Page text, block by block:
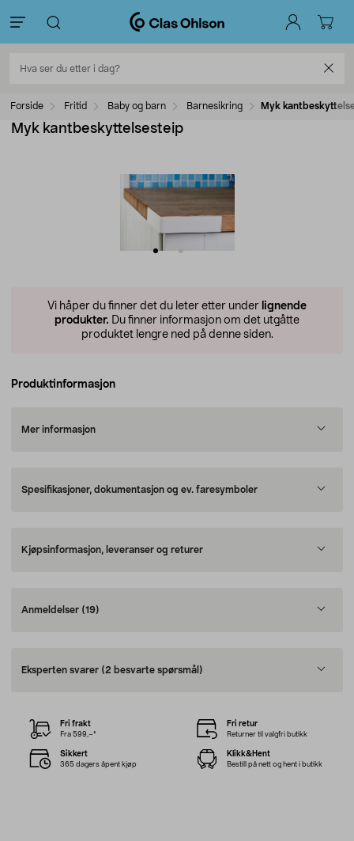
Forside Fritid Baby og barn Barnesikring Myk
Myk kantbeskyttelsesteip
Vi håper du finner det du leter etter under lignende
produkter. Du finner informasjon om det utgåtte
produktet lengre ned på denne siden.
Produktinformasjon
Mer informasjon
Spesifikasjoner, dokumentasjon og ev. faresymboler
Kjøpsinformasjon, leveranser og returer
Anmeldelser (19)
Eksperten svarer (2 besvarte spørsmål)
Fri frakt
Fra 599,–*
Fri retur
Returner til valgfri butikk
Sikkert
365 dagers åpent kjøp
Klikk&Hent
Bestill på nett og hent i butikk